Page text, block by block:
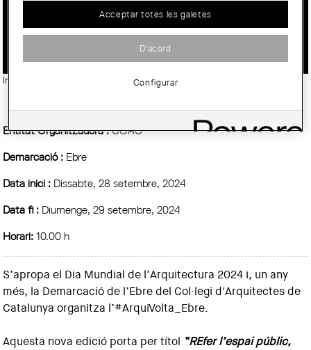
PÚBLIC, RECUPERAR LA VIDA
URBANA
Imatge: © Col·legi d'Arquitectes de Catalunya (COAC)
Entitat Organitzadora :COAC
Demarcació : Ebre
Data inici : Dissabte, 28 setembre, 2024
Data fi : Diumenge, 29 setembre, 2024
Horari:10.00 h
S’apropa el Dia Mundial de l’Arquitectura 2024 i, un any
més, la Demarcació de l’Ebre del Col·legi d'Arquitectes de
Catalunya organitza l’#ArquiVolta_Ebre.
Aquesta nova edició porta per títol “REfer l’espai públic,
Acceptar totes les galetes
D'acord
Configurar